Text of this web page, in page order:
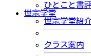
ひとこと書評
世宗学堂
世宗学堂紹
クラス案内